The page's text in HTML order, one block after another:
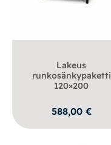
Lakeus
runkosänkypaketti
120×200
588,00 €